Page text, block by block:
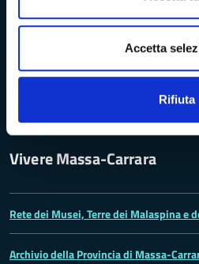
Accetta
Rifiuta
Dichiarazione di accessibilità
Vivere Massa-Carrara
Rete dei Musei, Terre dei Malaspina e
Archivio della Provincia di Massa-